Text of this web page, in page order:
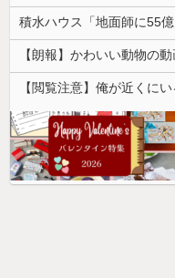
【閲覧注意】俺が近くに